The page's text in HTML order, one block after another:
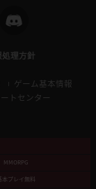
理方針
ゲーム基本情報
トセンター
MMORPG
本プレイ無料